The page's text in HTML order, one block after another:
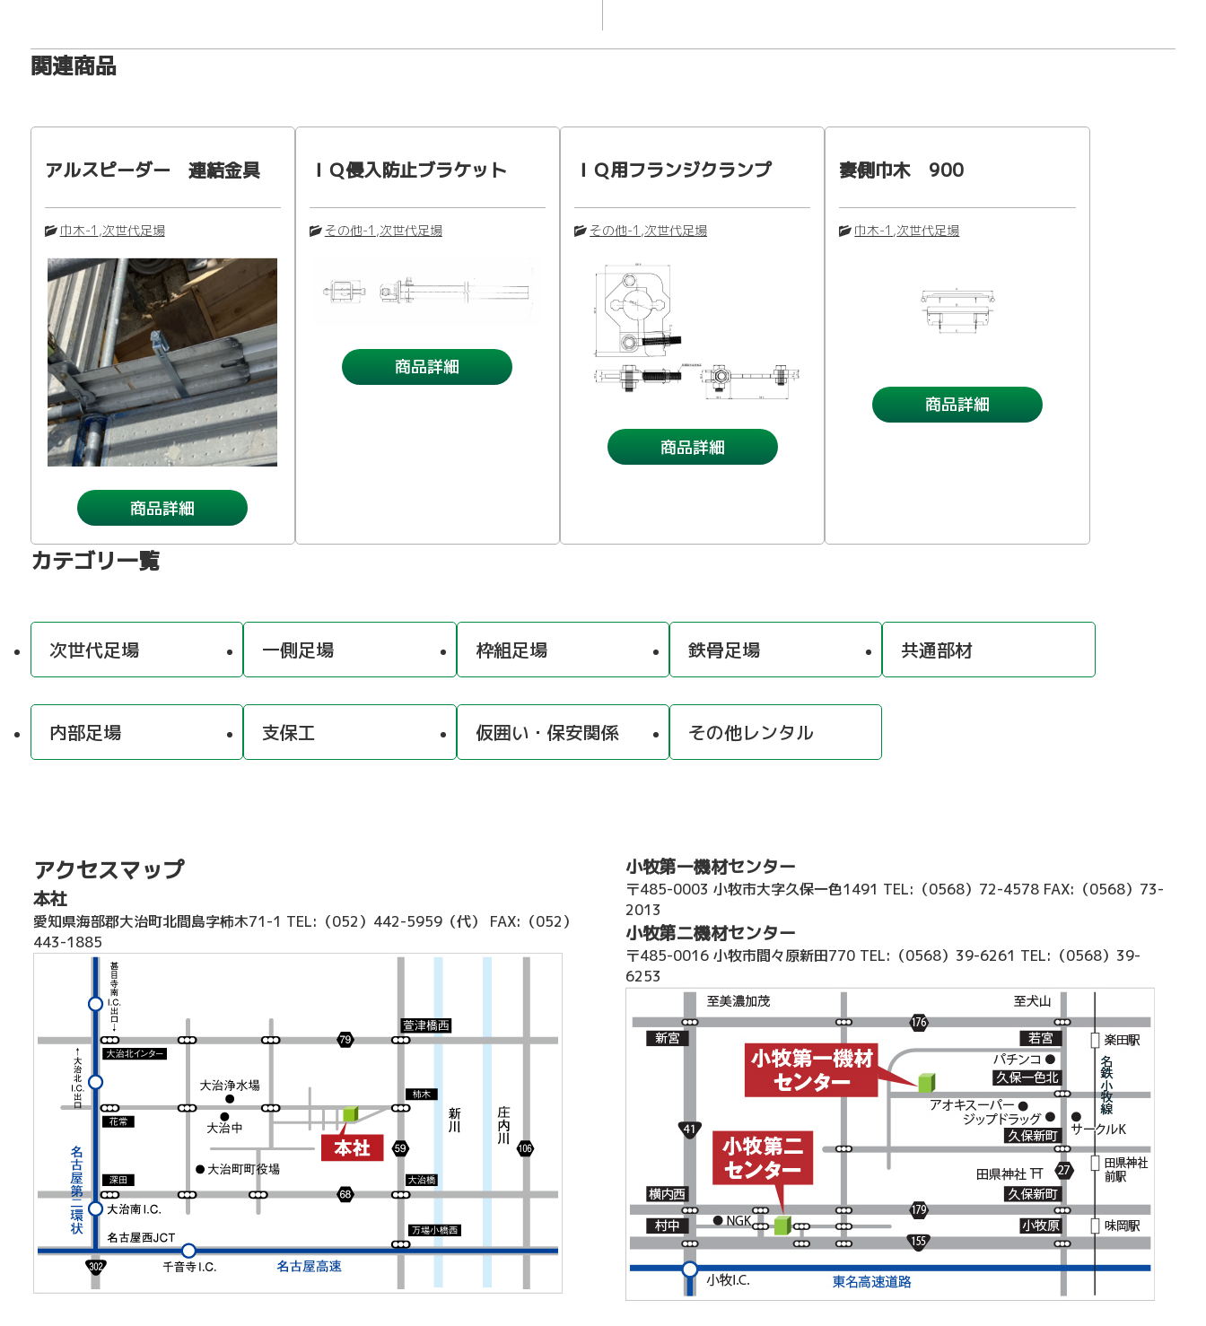
関連商品
アルスピーダー 連結金具
次世代足場
,
巾木-1
商品詳細
ＩＱ侵入防止ブラケット
次世代足場
,
その他-1
商品詳細
ＩＱ用フランジクランプ
次世代足場
,
その他-1
商品詳細
妻側巾木 900
次世代足場
,
巾木-1
商品詳細
カテゴリ一覧
次世代足場 一側足場 枠組足場 鉄骨足場 共通部材
内部足場 支保工 仮囲い・保安関係 その他レンタル
アクセスマップ
本社
愛知県海部郡大治町北間島字柿木71-1 TEL:（052）442-5959（代） FAX:（052）
443-1885
小牧第一機材センター
〒485-0003 小牧市大字久保一色1491 TEL:（0568）72-4578 FAX:（0568）73-
2013
小牧第二機材センター
〒485-0016 小牧市間々原新田770 TEL:（0568）39-6261 TEL:（0568）39-
6253